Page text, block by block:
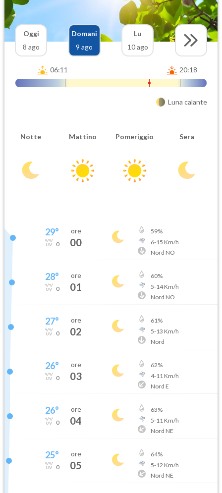
Oggi
8 ago
Domani
9 ago
Lu
10 ago
06:11 20:18
Luna calante
Notte Mattino Pomeriggio Sera
29°
0
ore
00
59%
6-15 Km/h
Nord NO
28°
0
ore
01
60%
5-14Km/h
Nord NO
27°
0
ore
02
61%
5-13 Km/h
Nord
26°
0
ore
03
62%
4-11 Km/h
Nord E
26°
0
ore
04
63%
5-11 Km/h
Nord NE
25°
0
ore
05
64%
5-12 Km/h
Nord NE